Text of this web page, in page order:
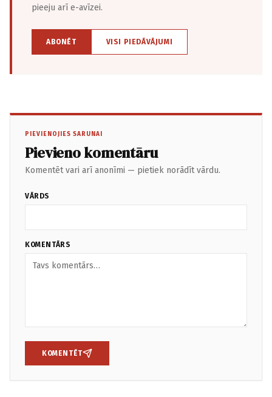
pieeju arī e-avīzei.
ABONĒT VISI PIEDĀVĀJUMI
PIEVIENOJIES SARUNAI
Pievieno komentāru
Komentēt vari arī anonīmi — pietiek norādīt vārdu.
VĀRDS
KOMENTĀRS
KOMENTĒT